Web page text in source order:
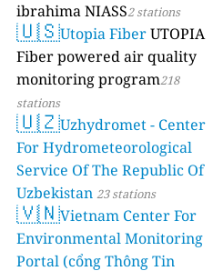
ibrahima NIASS2 stations
🇺🇸Utopia FiberUTOPIA
Fiber powered air quality
monitoring program218
stations
🇺🇿Uzhydromet - Center
For Hydrometeorological
Service Of The Republic Of
Uzbekistan 23 stations
🇻🇳Vietnam Center For
Environmental Monitoring
Portal (cổng Thông Tin